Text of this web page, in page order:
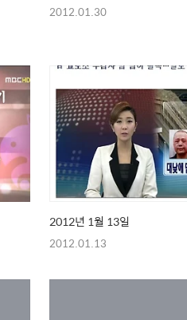
2012.01.30
2012년 1월 13일
2012.01.13